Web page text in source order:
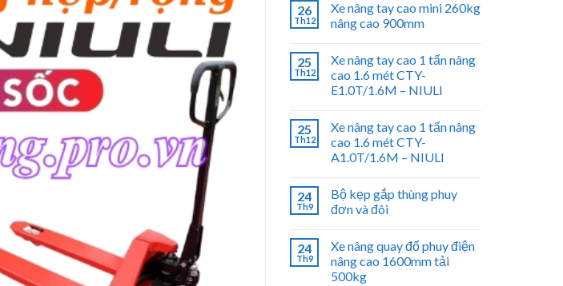
26
Th12
Xe nâng tay cao mini 260kg
nâng cao 900mm
25
Th12
Xe nâng tay cao 1 tấn nâng
cao 1.6 mét CTY-
E1.0T/1.6M – NIULI
25
Th12
Xe nâng tay cao 1 tấn nâng
cao 1.6 mét CTY-
A1.0T/1.6M – NIULI
24
Th9
Bộ kẹp gắp thùng phuy
đơn và đôi
24
Th9
Xe nâng quay đổ phuy điện
nâng cao 1600mm tải
500kg